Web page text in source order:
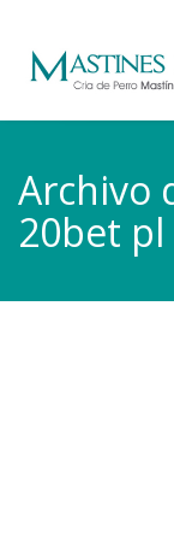
Archivo
20bet pl